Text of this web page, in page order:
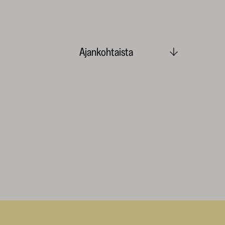
Ajankohtaista